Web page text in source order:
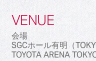
VENUE
会場
SGCホール有明（
TOYOTA ARENA